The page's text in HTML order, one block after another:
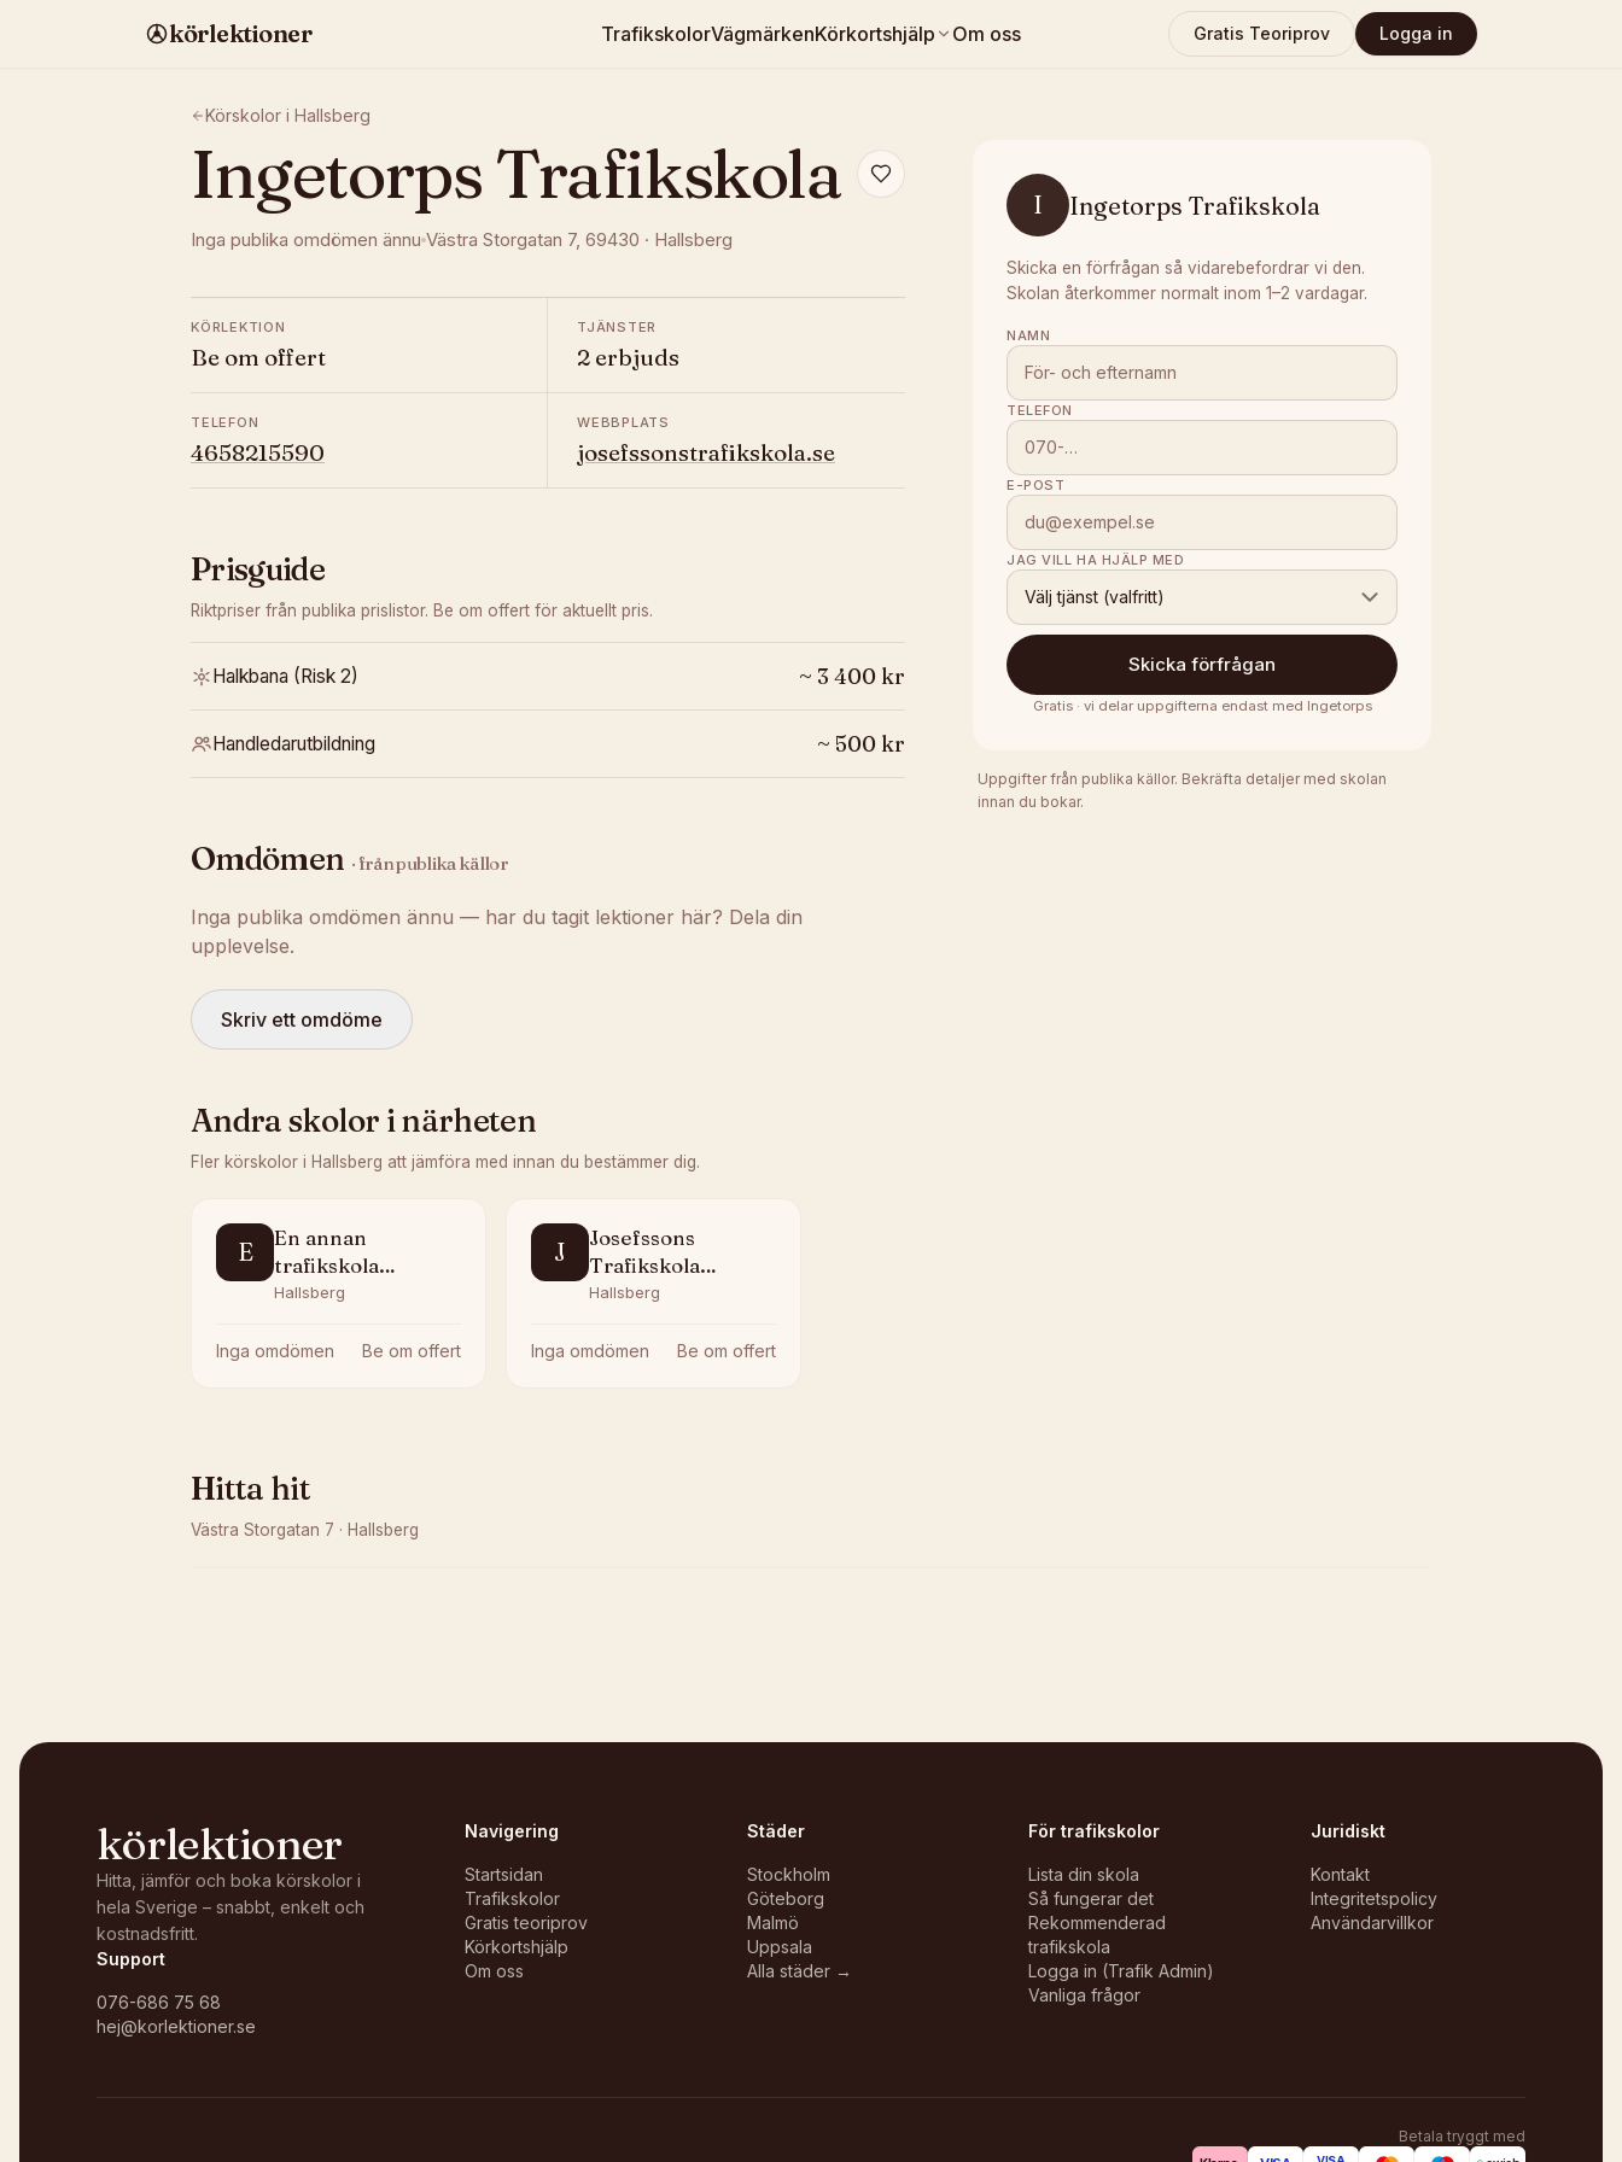
körlektioner TrafikskolorVägmärkenKörkortshjälp Om oss Gratis Teoriprov Logga in
Körskolor i Hallsberg
Ingetorps Trafikskola
Inga publika omdömen ännu Västra Storgatan 7, 69430 · Hallsberg
KÖRLEKTION
Be om offert
TJÄNSTER
2 erbjuds
TELEFON
4658215590
WEBBPLATS
josefssonstrafikskola.se
Prisguide
Riktpriser från publika prislistor. Be om offert för aktuellt pris.
Halkbana (Risk 2) ~ 3 400 kr
Handledarutbildning ~ 500 kr
Omdömen · från publika källor
Inga publika omdömen ännu — har du tagit lektioner här? Dela din
upplevelse.
Skriv ett omdöme
I Ingetorps Trafikskola
Skicka en förfrågan så vidarebefordrar vi den.
Skolan återkommer normalt inom 1–2 vardagar.
NAMN
TELEFON
E-POST
JAG VILL HA HJÄLP MED
Välj tjänst (valfritt)
Skicka förfrågan
Gratis · vi delar uppgifterna endast med Ingetorps
Uppgifter från publika källor. Bekräfta detaljer med skolan
innan du bokar.
Andra skolor i närheten
Fler körskolor i Hallsberg att jämföra med innan du bestämmer dig.
E
En annan
trafikskola
Hallsberg
Hallsberg
Inga omdömen Be om offert
J
Josefssons
Trafikskola
Hallbergs
Hallsberg
Inga omdömen Be om offert
Hitta hit
Västra Storgatan 7 · Hallsberg
körlektioner
Hitta, jämför och boka körskolor i
hela Sverige – snabbt, enkelt och
kostnadsfritt.
Support
076-686 75 68
hej@korlektioner.se
Navigering
Startsidan
Trafikskolor
Gratis teoriprov
Körkortshjälp
Om oss
Städer
Stockholm
Göteborg
Malmö
Uppsala
Alla städer →
För trafikskolor
Lista din skola
Så fungerar det
Rekommenderad
trafikskola
Logga in (Trafik Admin)
Vanliga frågor
Juridiskt
Kontakt
Integritetspolicy
Användarvillkor
Betala tryggt med